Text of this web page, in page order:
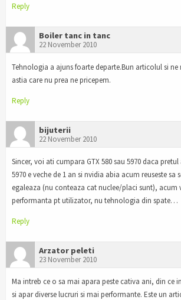
Reply
Boiler tanc in tanc
22 November 2010
Tehnologia a ajuns foarte departe.Bun articolul si ne
astia care nu prea ne pricepem.
Reply
bijuterii
22 November 2010
Sincer, voi ati cumpara GTX 580 sau 5970 daca
5970 e veche de 1 an si nvidia abia acum reuseste sa
egaleaza (nu conteaza cat nuclee/placi sunt), acum
performanta pt utilizator, nu tehnologia din spate…
Reply
Arzator peleti
23 November 2010
Ma intreb ce o sa mai apara peste cativa ani, din ce
si apar diverse lucruri si mai performante. Este un